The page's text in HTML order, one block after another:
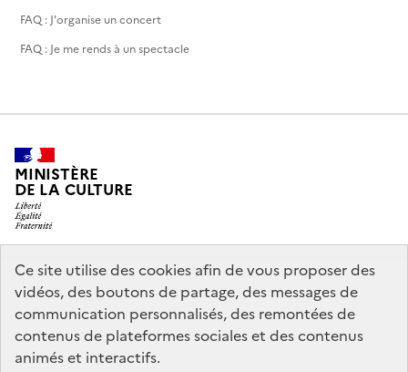
Ce site utilise des cookies afin de vous proposer des
vidéos, des boutons de partage, des messages de
communication personnalisés, des remontées de
contenus de plateformes sociales et des contenus
animés et interactifs.
FAQ : J'organise un concert
FAQ : Je me rends à un spectacle
MINISTÈRE
DE LA CULTURE
legifrance.gouv.fr
info.gouv.fr
service-public.gouv.fr
data.gouv.fr